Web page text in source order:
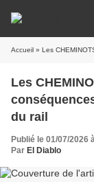
Accueil » Les CHEMINOTS
Les
du rail
Publié le 01/07/2026
Par El Diablo